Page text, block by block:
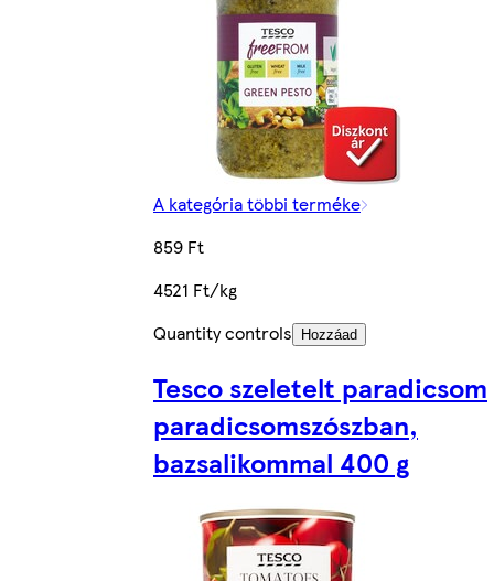
A kategória többi terméke
859 Ft
4521 Ft/kg
Quantity controls
Hozzáad
Tesco szeletelt paradicsom
paradicsomszószban,
bazsalikommal 400 g